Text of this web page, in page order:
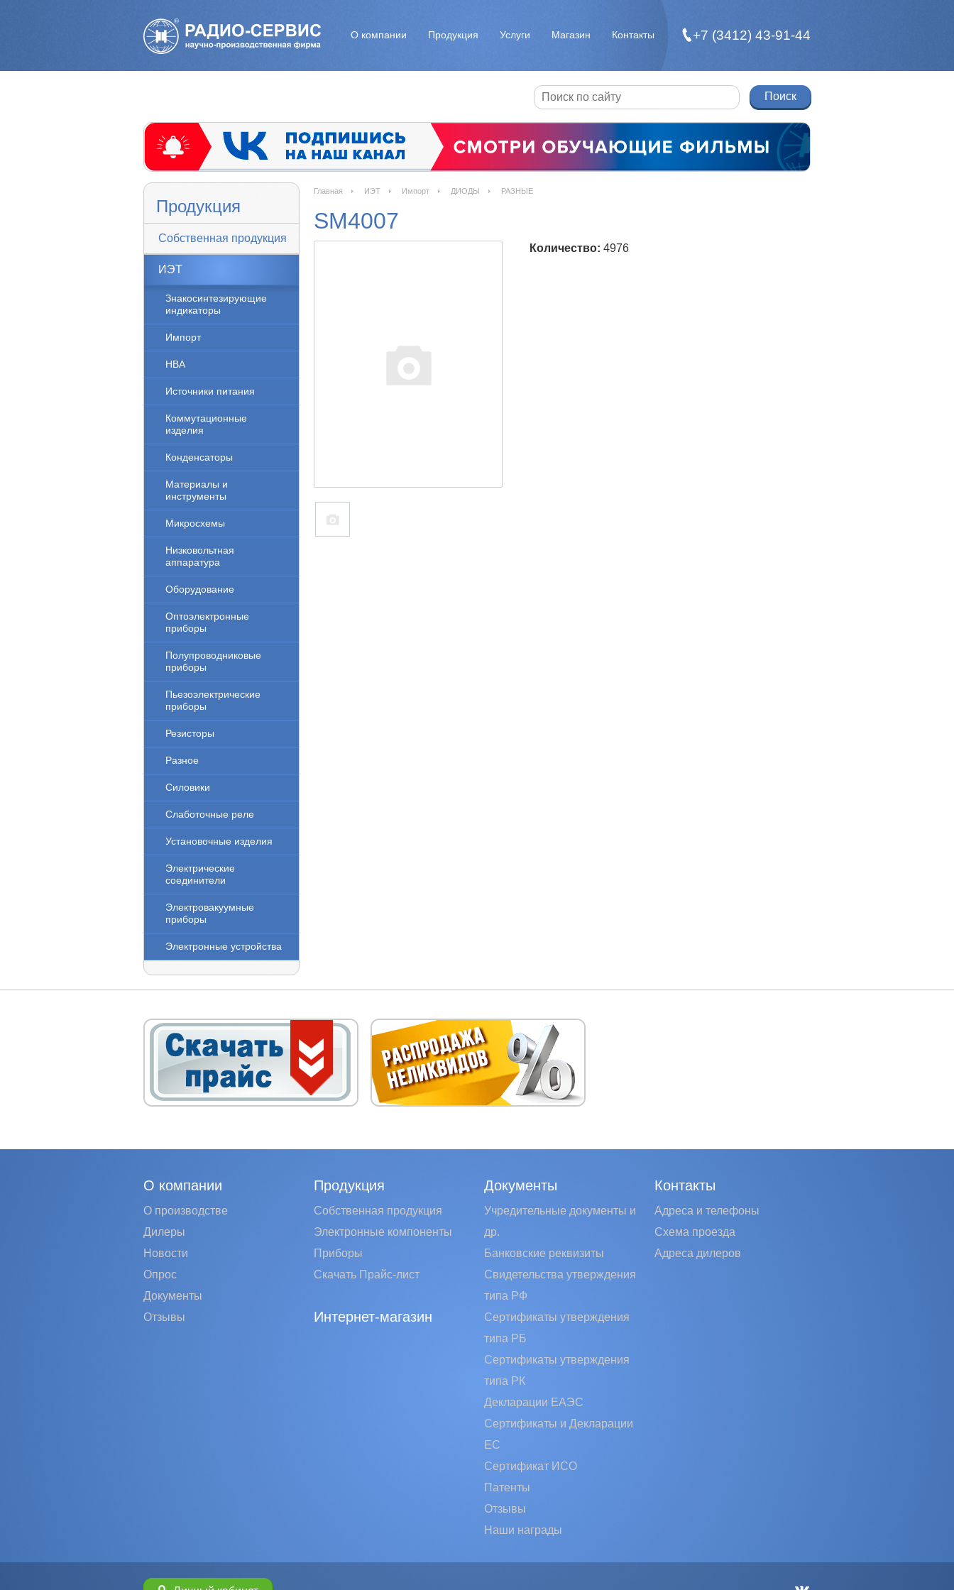
О компании Продукция Услуги Магазин Контакты +7 (3412) 43-91-44
Продукция
Собственная продукция
ИЭТ
Знакосинтезирующие
индикаторы
Импорт
НВА
Источники питания
Коммутационные
изделия
Конденсаторы
Материалы и
инструменты
Микросхемы
Низковольтная
аппаратура
Оборудование
Оптоэлектронные
приборы
Полупроводниковые
приборы
Пьезоэлектрические
приборы
Резисторы
Разное
Силовики
Слаботочные реле
Установочные изделия
Электрические
соединители
Электровакуумные
приборы
Электронные устройства
Главная ИЭТ Импорт ДИОДЫ РАЗНЫЕ
SM4007
Количество: 4976
О компании
О производстве
Дилеры
Новости
Опрос
Документы
Отзывы
Продукция
Собственная продукция
Электронные компоненты
Приборы
Скачать Прайс-лист
Интернет-магазин
Документы
Учредительные документы и
др.
Банковские реквизиты
Свидетельства утверждения
типа РФ
Сертификаты утверждения
типа РБ
Сертификаты утверждения
типа РК
Декларации ЕАЭС
Сертификаты и Декларации
EC
Сертификат ИСО
Патенты
Отзывы
Наши награды
Контакты
Адреса и телефоны
Схема проезда
Адреса дилеров